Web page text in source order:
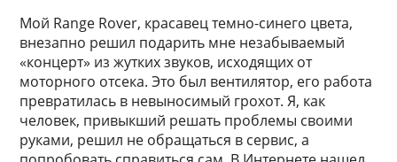
Мой Range Rover, красавец темно-синего цвета,
внезапно решил подарить мне незабываемый
«концерт» из жутких звуков, исходящих от
моторного отсека. Это был вентилятор, его работа
превратилась в невыносимый грохот. Я, как
человек, привыкший решать проблемы своими
руками, решил не обращаться в сервис, а